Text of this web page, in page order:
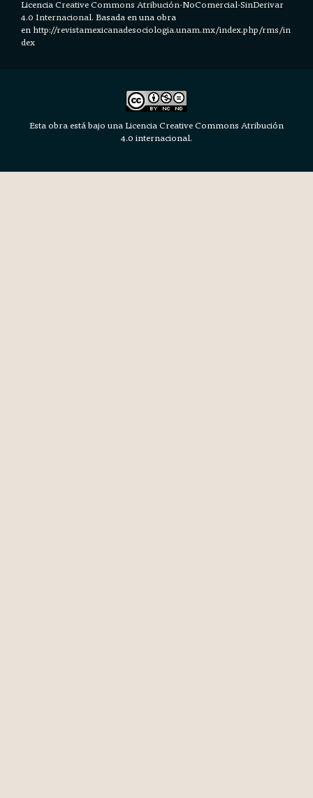
LicenciaCreative Commons Atribución-NoComercial-SinDerivar
4.0 Internacional.Basada en una obra
en http://revistamexicanadesociologia.unam.mx/index.php/rms/in
dex
Esta obra está bajo una Licencia Creative Commons Atribución
4.0 internacional.